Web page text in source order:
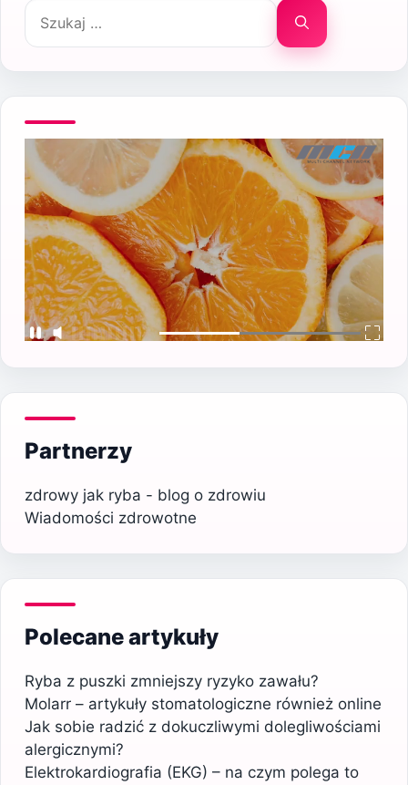
Szukaj:
Partnerzy
zdrowy jak ryba - blog o zdrowiu
Wiadomości zdrowotne
Polecane artykuły
Ryba z puszki zmniejszy ryzyko zawału?
Molarr – artykuły stomatologiczne również online
Jak sobie radzić z dokuczliwymi dolegliwościami
alergicznymi?
Elektrokardiografia (EKG) – na czym polega to